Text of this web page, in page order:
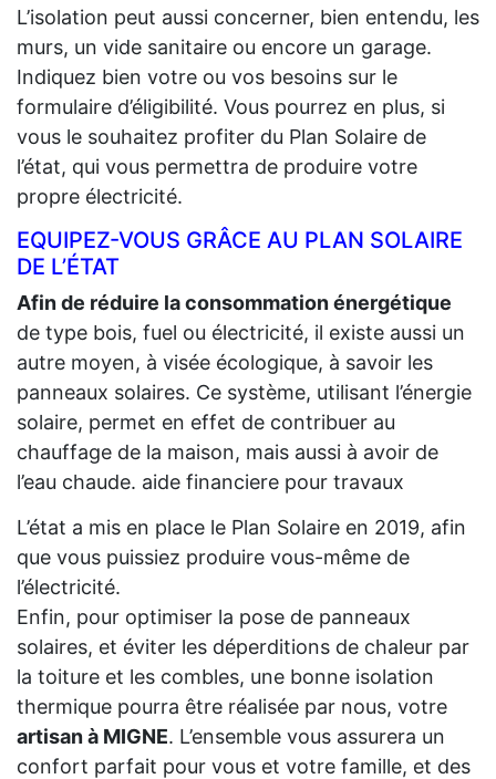
L’isolation peut aussi concerner, bien entendu, les
murs, un vide sanitaire ou encore un garage.
Indiquez bien votre ou vos besoins sur le
formulaire d’éligibilité. Vous pourrez en plus, si
vous le souhaitez profiter du Plan Solaire de
l’état, qui vous permettra de produire votre
propre électricité.
EQUIPEZ-VOUS GRÂCE AU PLAN SOLAIRE
DE L’ÉTAT
Afin de réduire la consommation énergétique
de type bois, fuel ou électricité, il existe aussi un
autre moyen, à visée écologique, à savoir les
panneaux solaires. Ce système, utilisant l’énergie
solaire, permet en effet de contribuer au
chauffage de la maison, mais aussi à avoir de
l’eau chaude. aide financiere pour travaux
L’état a mis en place le Plan Solaire en 2019, afin
que vous puissiez produire vous-même de
l’électricité.
Enfin, pour optimiser la pose de panneaux
solaires, et éviter les déperditions de chaleur par
la toiture et les combles, une bonne isolation
thermique pourra être réalisée par nous, votre
artisan à MIGNE. L’ensemble vous assurera un
confort parfait pour vous et votre famille, et des